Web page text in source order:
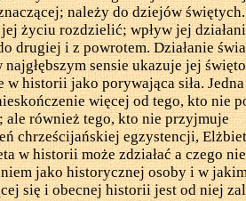
należy do dziejów
życiu rozdzielić; wpływ jej
drugiej i z powrotem. Działanie
sensie ukazuje jej
w historii jako porywająca siła.
więcej od tego, kto nie
ale również tego, kto nie przyjmuje
chrześcijańskiej egzystencji,
w historii może zdziałać a czego
jako historycznej osoby i w
się i obecnej historii jest od niej